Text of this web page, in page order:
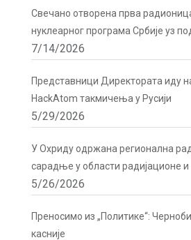
Свечано отворена прва
нуклеарног програма Србије уз
Директората
7/14/2026
Представници Директората иду
HackAtom такмичења у Русији
5/29/2026
У Охриду одржана регионална
сарадње у области радијационе и
сигурности
5/26/2026
Преносимо из „Политике“:
касније